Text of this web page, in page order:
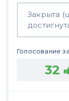
Закрыта
Голосование
32